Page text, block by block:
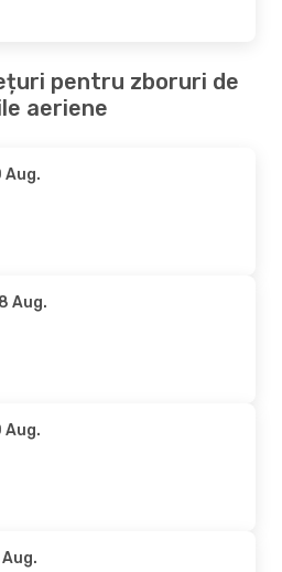
pentru zboruri de
aeriene
Aug.
Aug.
Aug.